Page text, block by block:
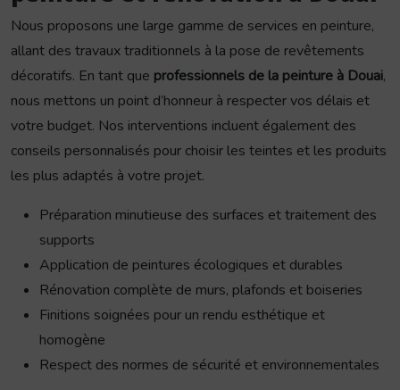
Nous proposons une large gamme de services en peinture,
allant des travaux traditionnels à la pose de revêtements
décoratifs. En tant que professionnels de la peinture à Douai,
nous mettons un point d’honneur à respecter vos délais et
votre budget. Nos interventions incluent également des
conseils personnalisés pour choisir les teintes et les produits
les plus adaptés à votre projet.
Préparation minutieuse des surfaces et traitement des
supports
Application de peintures écologiques et durables
Rénovation complète de murs, plafonds et boiseries
Finitions soignées pour un rendu esthétique et
homogène
Respect des normes de sécurité et environnementales